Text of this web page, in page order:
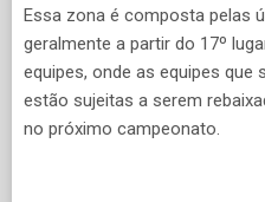
Essa zona é composta pelas
geralmente a partir do 17º
equipes, onde as equipes
estão sujeitas a serem
no próximo campeonato.